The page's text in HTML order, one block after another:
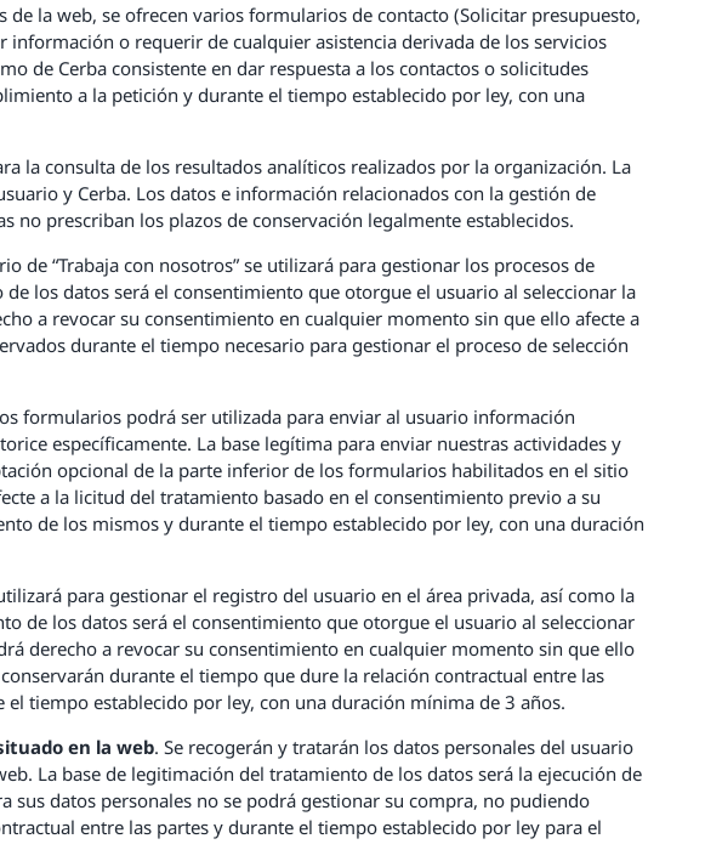
de la web, se ofrecen varios formularios de contacto (Solicitar presupuesto,
o requerir de cualquier asistencia derivada de los servicios
de Cerba consistente en dar respuesta a los contactos o solicitudes
a la petición y durante el tiempo establecido por ley, con una
la consulta de los resultados analíticos realizados por la organización. La
y Cerba. Los datos e información relacionados con la gestión de
no prescriban los plazos de conservación legalmente establecidos.
de “Trabaja con nosotros” se utilizará para gestionar los procesos de
los datos será el consentimiento que otorgue el usuario al seleccionar la
a revocar su consentimiento en cualquier momento sin que ello afecte a
durante el tiempo necesario para gestionar el proceso de selección
formularios podrá ser utilizada para enviar al usuario información
específicamente. La base legítima para enviar nuestras actividades y
opcional de la parte inferior de los formularios habilitados en el sitio
a la licitud del tratamiento basado en el consentimiento previo a su
de los mismos y durante el tiempo establecido por ley, con una duración
para gestionar el registro del usuario en el área privada, así como la
de los datos será el consentimiento que otorgue el usuario al seleccionar
derecho a revocar su consentimiento en cualquier momento sin que ello
durante el tiempo que dure la relación contractual entre las
tiempo establecido por ley, con una duración mínima de 3 años.
en la web. Se recogerán y tratarán los datos personales del usuario
La base de legitimación del tratamiento de los datos será la ejecución de
sus datos personales no se podrá gestionar su compra, no pudiendo
entre las partes y durante el tiempo establecido por ley para el